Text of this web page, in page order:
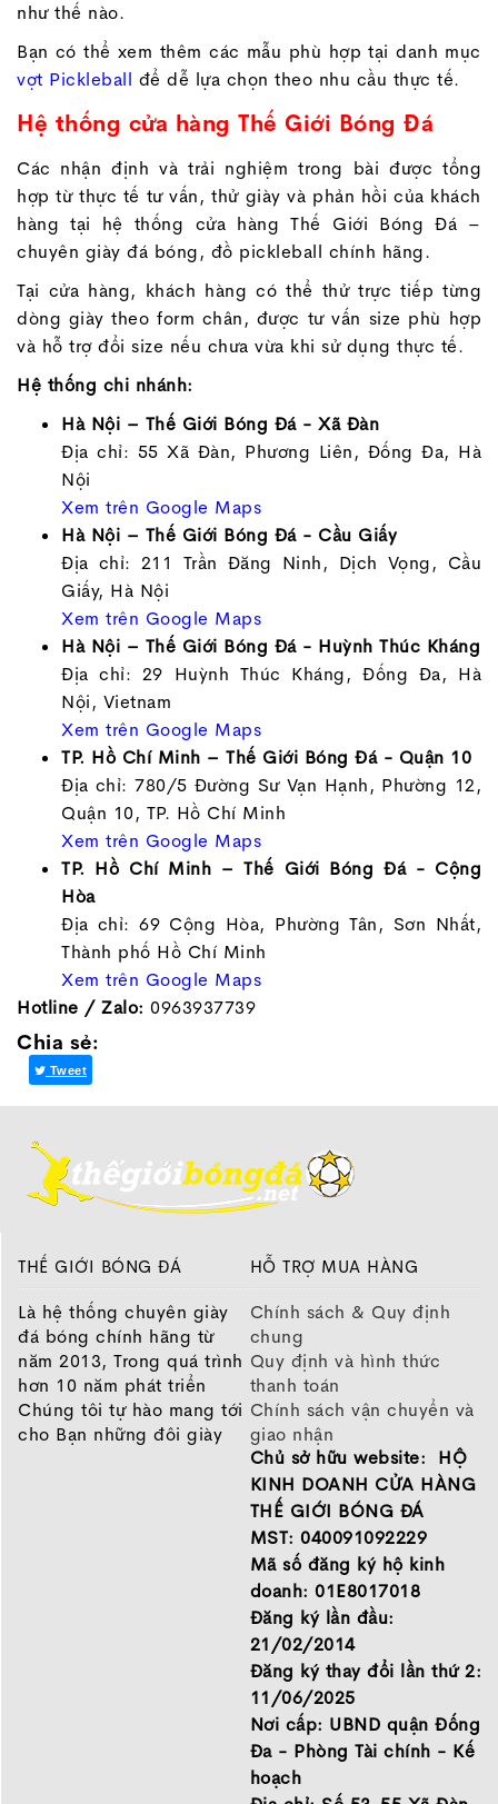
như thế nào.
Bạn có thể xem thêm các mẫu phù hợp tại danh mục
vợt Pickleball để dễ lựa chọn theo nhu cầu thực tế.
Hệ thống cửa hàng Thế Giới Bóng Đá
Các nhận định và trải nghiệm trong bài được tổng
hợp từ thực tế tư vấn, thử giày và phản hồi của khách
hàng tại hệ thống cửa hàng Thế Giới Bóng Đá –
chuyên giày đá bóng, đồ pickleball chính hãng.
Tại cửa hàng, khách hàng có thể thử trực tiếp từng
dòng giày theo form chân, được tư vấn size phù hợp
và hỗ trợ đổi size nếu chưa vừa khi sử dụng thực tế.
Hệ thống chi nhánh:
Hà Nội – Thế Giới Bóng Đá - Xã Đàn
Địa chỉ: 55 Xã Đàn, Phương Liên, Đống Đa, Hà
Nội
Xem trên Google Maps
Hà Nội – Thế Giới Bóng Đá - Cầu Giấy
Địa chỉ: 211 Trần Đăng Ninh, Dịch Vọng, Cầu
Giấy, Hà Nội
Xem trên Google Maps
Hà Nội – Thế Giới Bóng Đá - Huỳnh Thúc Kháng
Địa chỉ: 29 Huỳnh Thúc Kháng, Đống Đa, Hà
Nội, Vietnam
Xem trên Google Maps
TP. Hồ Chí Minh – Thế Giới Bóng Đá - Quận 10
Địa chỉ: 780/5 Đường Sư Vạn Hạnh, Phường 12,
Quận 10, TP. Hồ Chí Minh
Xem trên Google Maps
TP. Hồ Chí Minh – Thế Giới Bóng Đá - Cộng
Hòa
Địa chỉ: 69 Cộng Hòa, Phường Tân, Sơn Nhất,
Thành phố Hồ Chí Minh
Xem trên Google Maps
Hotline / Zalo: 0963937739
Chia sẻ:
Tweet
THẾ GIỚI BÓNG ĐÁ
Là hệ thống chuyên giày
đá bóng chính hãng từ
năm 2013, Trong quá trình
hơn 10 năm phát triển
Chúng tôi tự hào mang tới
cho Bạn những đôi giày
HỖ TRỢ MUA HÀNG
Chính sách & Quy định
chung
Quy định và hình thức
thanh toán
Chính sách vận chuyển và
giao nhận
Chính sách bảo hành
Chính sách bảo mật thông
tin
Chủ sở hữu website: HỘ
KINH DOANH CỬA HÀNG
THẾ GIỚI BÓNG ĐÁ
MST: 040091092229
Mã số đăng ký hộ kinh
doanh: 01E8017018
Đăng ký lần đầu:
21/02/2014
Đăng ký thay đổi lần thứ 2:
11/06/2025
Nơi cấp: UBND quận Đống
Đa - Phòng Tài chính - Kế
hoạch